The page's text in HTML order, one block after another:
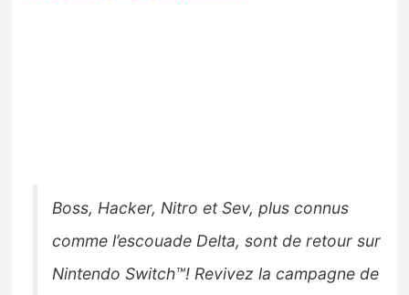
Boss, Hacker, Nitro et Sev, plus connus
comme l’escouade Delta, sont de retour sur
Nintendo Switch™! Revivez la campagne de